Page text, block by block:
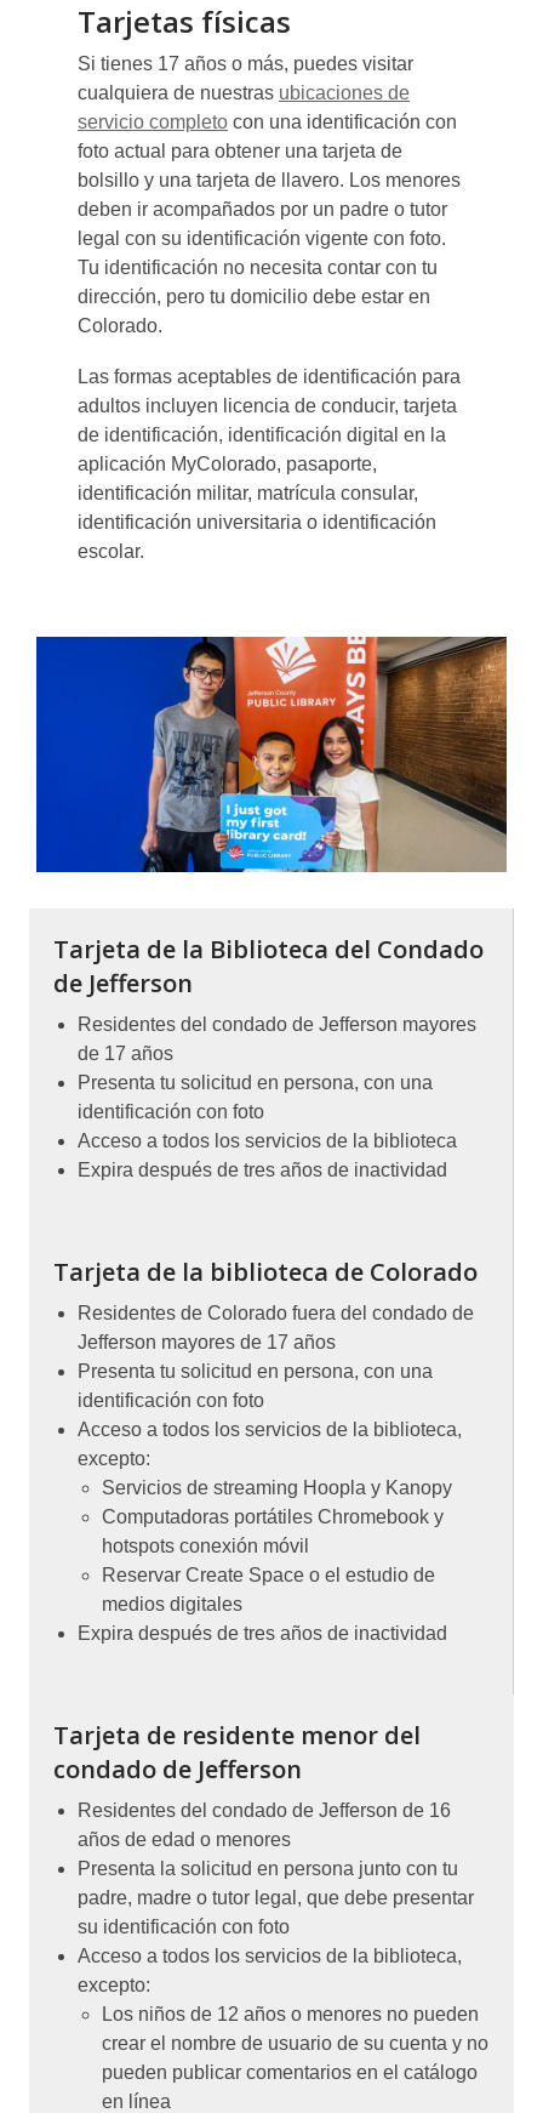
Tarjetas físicas
Si tienes 17 años o más, puedes visitar
cualquiera de nuestras ubicaciones de
servicio completo con una identificación con
foto actual para obtener una tarjeta de
bolsillo y una tarjeta de llavero. Los menores
deben ir acompañados por un padre o tutor
legal con su identificación vigente con foto.
Tu identificación no necesita contar con tu
dirección, pero tu domicilio debe estar en
Colorado.
Las formas aceptables de identificación para
adultos incluyen licencia de conducir, tarjeta
de identificación, identificación digital en la
aplicación MyColorado, pasaporte,
identificación militar, matrícula consular,
identificación universitaria o identificación
escolar.
Tarjeta de la Biblioteca del Condado
de Jefferson
Residentes del condado de Jefferson mayores
de 17 años
Presenta tu solicitud en persona, con una
identificación con foto
Acceso a todos los servicios de la biblioteca
Expira después de tres años de inactividad
Tarjeta de la biblioteca de Colorado
Residentes de Colorado fuera del condado de
Jefferson mayores de 17 años
Presenta tu solicitud en persona, con una
identificación con foto
Acceso a todos los servicios de la biblioteca,
excepto:
Servicios de streaming Hoopla y Kanopy
Computadoras portátiles Chromebook y
hotspots conexión móvil
Reservar Create Space o el estudio de
medios digitales
Expira después de tres años de inactividad
Tarjeta de residente menor del
condado de Jefferson
Residentes del condado de Jefferson de 16
años de edad o menores
Presenta la solicitud en persona junto con tu
padre, madre o tutor legal, que debe presentar
su identificación con foto
Acceso a todos los servicios de la biblioteca,
excepto:
Los niños de 12 años o menores no pueden
crear el nombre de usuario de su cuenta y no
pueden publicar comentarios en el catálogo
en línea